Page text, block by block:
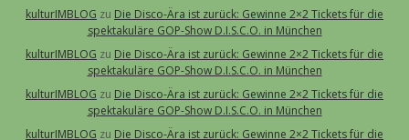
kulturIMBLOG zu Die Disco-Ära ist zurück: Gewinne 2×2 Tickets für die
spektakuläre GOP-Show D.I.S.C.O. in München
kulturIMBLOG zu Die Disco-Ära ist zurück: Gewinne 2×2 Tickets für die
spektakuläre GOP-Show D.I.S.C.O. in München
kulturIMBLOG zu Die Disco-Ära ist zurück: Gewinne 2×2 Tickets für die
spektakuläre GOP-Show D.I.S.C.O. in München
kulturIMBLOG zu Die Disco-Ära ist zurück: Gewinne 2×2 Tickets für die